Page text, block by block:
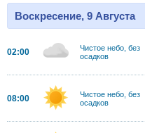
Воскресение, 9 Августа
02:00
Чистое небо, без
осадков
08:00
Чистое небо, без
осадков